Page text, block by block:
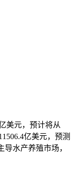
美元，预计将从
亿美元，预测
水产养殖市场，